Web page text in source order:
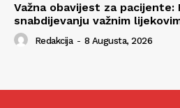
Važna obavijest za pacijente:
snabdijevanju važnim
Redakcija - 8 Augusta, 2026